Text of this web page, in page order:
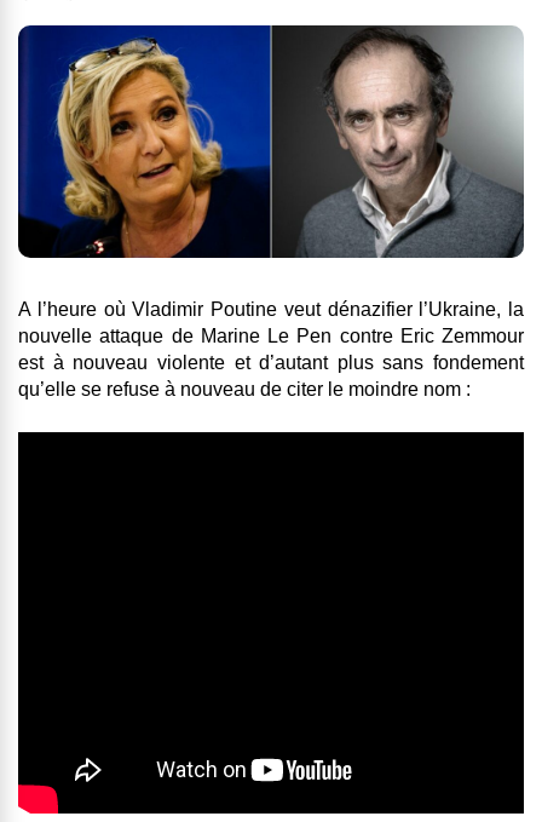
A l’heure oùVladimir Poutine veut dénazifier l’Ukraine, la
nouvelle attaque de Marine Le Pen contre Eric Zemmour
est à nouveau violente et d’autant plus sans fondement
qu’elle se refuse à nouveau de citer le moindre nom :